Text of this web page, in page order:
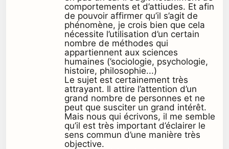
comportements et d’attiudes. Et afin
de pouvoir affirmer qu’il s’agit de
phénomène, je crois bien que cela
nécessite l’utilisation d’un certain
nombre de méthodes qui
appartiennent aux sciences
humaines (’sociologie, psychologie,
histoire, philosophie...)
Le sujet est certainement très
attrayant. Il attire l’attention d’un
grand nombre de personnes et ne
peut que susciter un grand intérêt.
Mais nous qui écrivons, il me semble
qu’il est très important d’éclairer le
sens commun d’une manière très
objective.